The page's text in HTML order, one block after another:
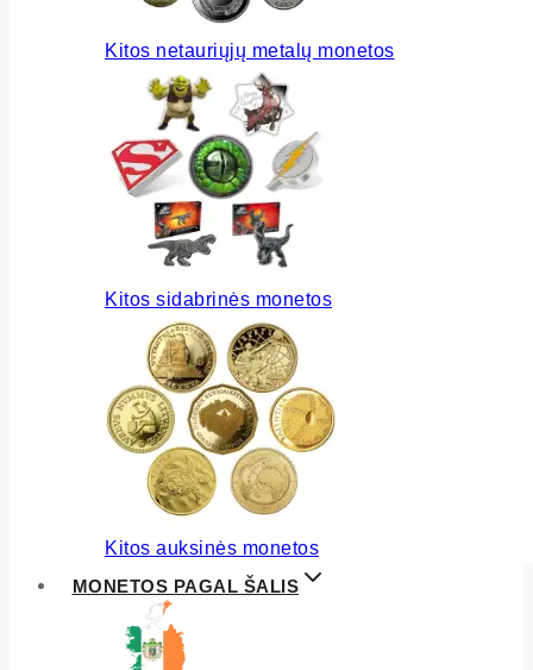
Kitos netauriųjų metalų monetos
Kitos sidabrinės monetos
Kitos auksinės monetos
MONETOS PAGAL ŠALIS